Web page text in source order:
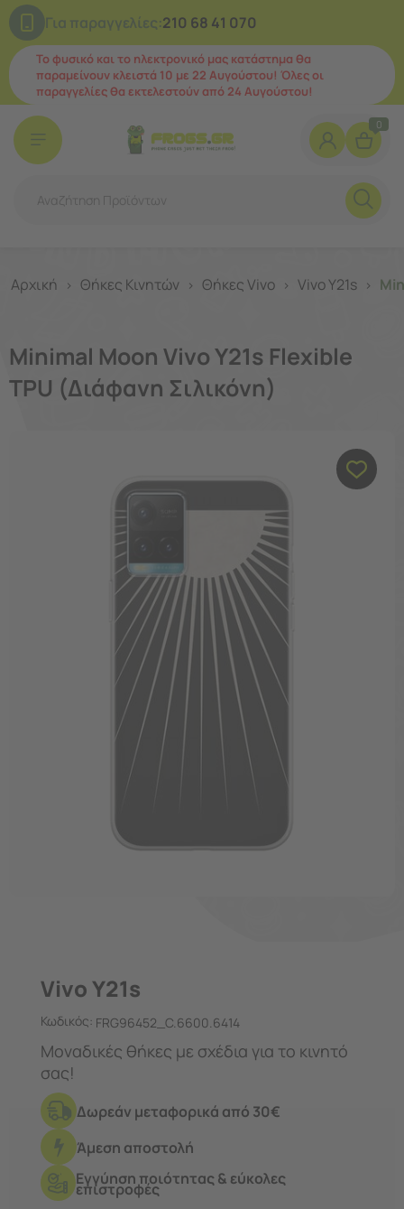
Για παραγγελίες:210 68 41 070
Το φυσικό και το ηλεκτρονικό μας κατάστημα θα
παραμείνουν κλειστά 10 με 22 Αυγούστου! Όλες οι
παραγγελίες θα εκτελεστούν από 24 Αυγούστου!
0
Αρχική > Θήκες Κινητών > Θήκες Vivo > Vivo Y21s >
Minimal Moon Vivo Y21s Flexible
TPU (Διάφανη Σιλικόνη)
Vivo Y21s
Κωδικός: FRG96452_C.6600.6414
Μοναδικές θήκες με σχέδια για το κινητό
σας!
Δωρεάν μεταφορικά από 30€
Άμεση αποστολή
Εγγύηση ποιότητας & εύκολες
επιστροφές